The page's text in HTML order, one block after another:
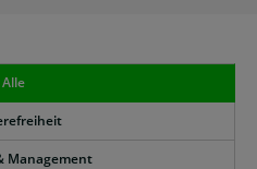
Alle
Management